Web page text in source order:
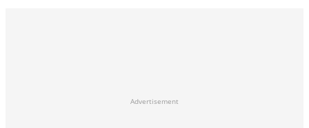
Advertisement